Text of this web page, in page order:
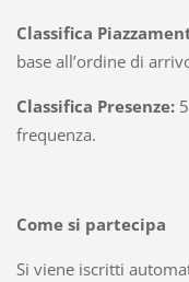
Classifica
base all’ordine di
Classifica Presenze:5
frequenza.
Come si partecipa
Si viene iscritti